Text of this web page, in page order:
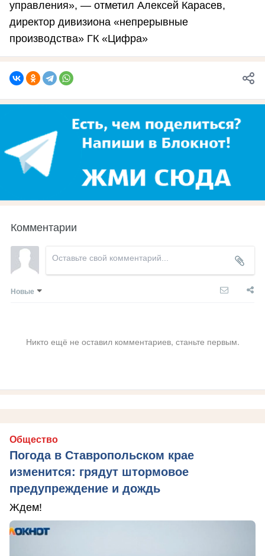
управления», — отметил Алексей Карасев,
директор дивизиона «непрерывные
производства» ГК «Цифра»
Комментарии
Новые
Никто ещё не оставил комментариев, станьте первым.
Общество
Погода в Ставропольском крае
изменится: грядут штормовое
предупреждение и дождь
Ждем!